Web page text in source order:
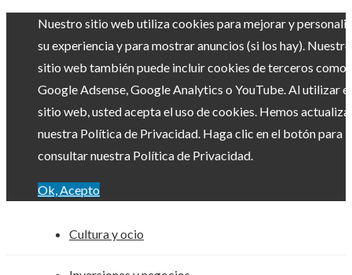
Nuestro sitio web utiliza cookies para mejorar y
su experiencia y para mostrar anuncios (si los hay). Nuestro
sitio web también puede incluir cookies de terceros como
Google Adsense, Google Analytics o YouTube. Al utilizar el
sitio web, usted acepta el uso de cookies. Hemos
nuestra Política de Privacidad. Haga clic en el botón para
consultar nuestra Política de Privacidad.
Ok, Acepto
Cultura y ocio